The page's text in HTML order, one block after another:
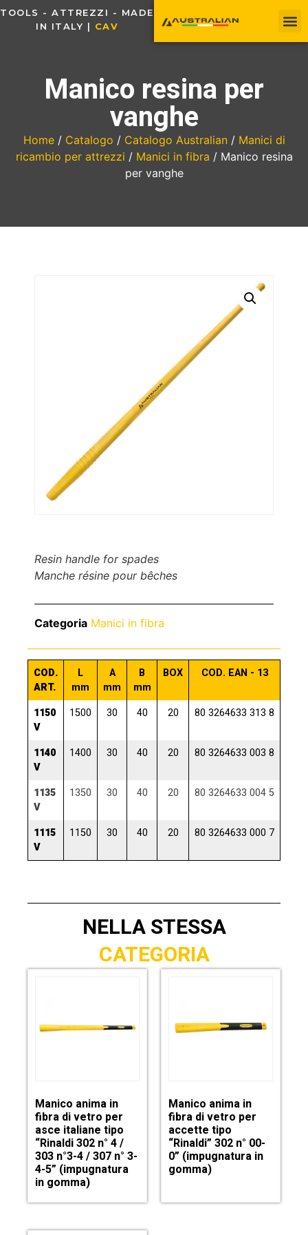
TOOLS - ATTREZZI - MADE
IN ITALY | C AVO
Manico resina per
vanghe
Home/ Catalogo / Catalogo Australian / Manici di
ricambio per attrezzi / Manici in fibra / Manico resina
per vanghe
Resin handle for spades
Manche résine pour bêches
Categoria Manici in fibra
COD.
ART.
L
mm
A
mm
B
mm
BOX COD. EAN - 13
1150
V
1500 30 40 20 80 3264633 313 8
1140
V
1400 30 40 20 80 3264633 003 8
1135
V
1350 30 40 20 80 3264633 004 5
1115
V
1150 30 40 20 80 3264633 000 7
NELLA STESSA
CATEGORIA
Manico anima in
fibra di vetro per
asce italiane tipo
“Rinaldi 302 n° 4 /
303 n°3-4 / 307 n° 3-
4-5” (impugnatura
in gomma)
Manico anima in
fibra di vetro per
accette tipo
“Rinaldi” 302 n° 00-
0” (impugnatura in
gomma)